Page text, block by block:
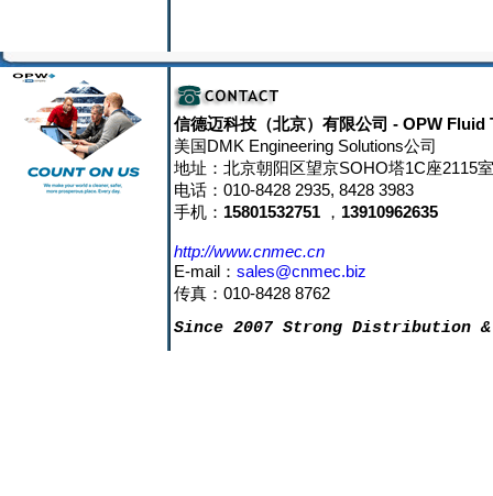
信德迈科技（北京）有限公司 - OPW Fluid
美国DMK Engineering Solutions公司
地址：北京朝阳区望京SOHO塔1C座2115
电话：010-8428 2935, 8428 3983
手机： 15801532751 ， 13910962635
http://www.cnmec.cn
E-mail： sales@cnmec.biz
传真：010-8428 8762
Since 2007 Strong Distribution